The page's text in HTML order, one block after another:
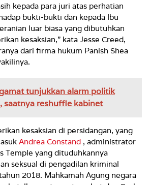
kepada para juri atas perhatian
bukti-bukti dan kepada Ibu
luar biasa yang dibutuhkan
kesaksian,” kata Jesse Creed,
dari firma hukum Panish Shea
tunjukkan alarm politik
saatnya reshuffle kabinet
kesaksian di persidangan, yang
Andrea Constand , administrator
Temple yang dituduhkannya
seksual di pengadilan kriminal
2018. Mahkamah Agung negara